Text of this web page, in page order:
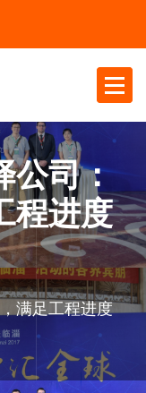
公司：
程进度
满足工程进度